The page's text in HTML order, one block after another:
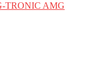
TRONIC AMG